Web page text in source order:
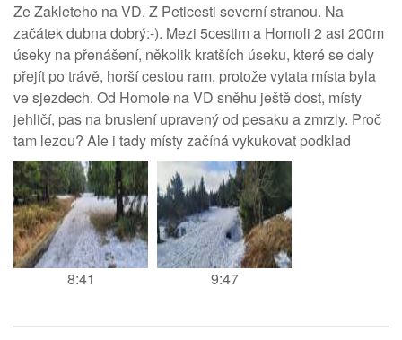
Ze Zakleteho na VD. Z Peticesti severní stranou. Na
začátek dubna dobrý:-). Mezi 5cestim a Homoli 2 asi 200m
úseky na přenášení, několik kratších úseku, které se daly
přejít po trávě, horší cestou ram, protože vytata místa byla
ve sjezdech. Od Homole na VD sněhu ještě dost, místy
jehličí, pas na bruslení upravený od pesaku a zmrzly. Proč
tam lezou? Ale i tady místy začíná vykukovat podklad
8:41 9:47